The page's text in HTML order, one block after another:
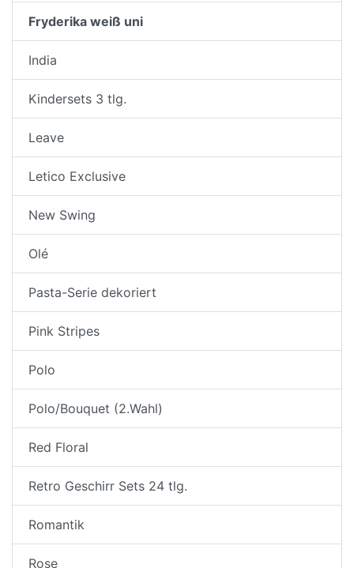
Fryderika weiß uni
India
Kindersets 3 tlg.
Leave
Letico Exclusive
New Swing
Olé
Pasta-Serie dekoriert
Pink Stripes
Polo
Polo/Bouquet (2.Wahl)
Red Floral
Retro Geschirr Sets 24 tlg.
Romantik
Rose